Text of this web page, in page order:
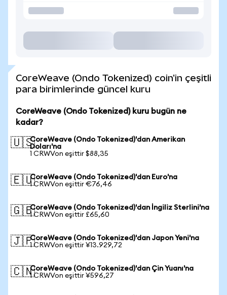
CoreWeave (Ondo Tokenized) coin'in çeşitli
para birimlerinde güncel kuru
CoreWeave (Ondo Tokenized) kuru bugün ne
kadar?
🇺🇸CoreWeave (Ondo Tokenized)'dan Amerikan
Doları'na
1 CRWVon eşittir $88,35
🇪🇺CoreWeave (Ondo Tokenized)'dan Euro'na
1 CRWVon eşittir €76,46
🇬🇧CoreWeave (Ondo Tokenized)'dan İngiliz Sterlini'na
1 CRWVon eşittir £65,60
🇯🇵CoreWeave (Ondo Tokenized)'dan Japon Yeni'na
1 CRWVon eşittir ¥13.929,72
🇨🇳CoreWeave (Ondo Tokenized)'dan Çin Yuanı'na
1 CRWVon eşittir ¥596,27